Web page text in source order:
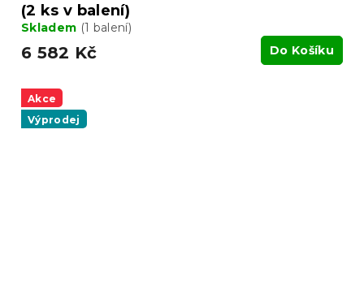
(2 ks v balení)
Skladem (1 balení)
6 582 Kč Do Košíku
Akce
Výprodej